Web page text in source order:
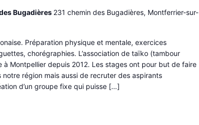
Bugadières 231 chemin des Bugadières, Montferrier-sur-
Préparation physique et mentale, exercices
chorégraphies. L’association de taïko (tambour
à Montpellier depuis 2012. Les stages ont pour but de faire
notre région mais aussi de recruter des aspirants
d’un groupe fixe qui puisse […]